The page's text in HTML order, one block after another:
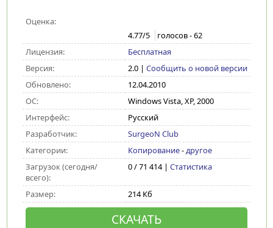
Оценка:
4.77/5 голосов -62
Лицензия:
Бесплатная
Версия:
2.0| Сообщить о новой версии
Обновлено:
12.04.2010
ОС:
Windows Vista, XP, 2000
Интерфейс:
Русский
Разработчик:
SurgeoN Club
Категории:
Копирование-другое
Загрузок (сегодня/
всего):
0 / 71 414 | Статистика
Размер: 214 Кб
СКАЧАТЬ